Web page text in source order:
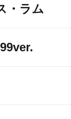
・ラム